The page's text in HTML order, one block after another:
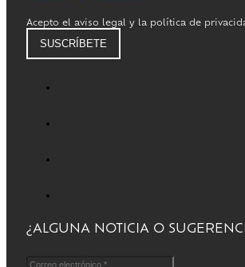
Acepto el aviso legal y la política de
SUSCRÍBETE
¿ALGUNA NOTICIA O